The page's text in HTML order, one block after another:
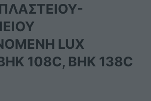
LUX
108C, BHK 138C